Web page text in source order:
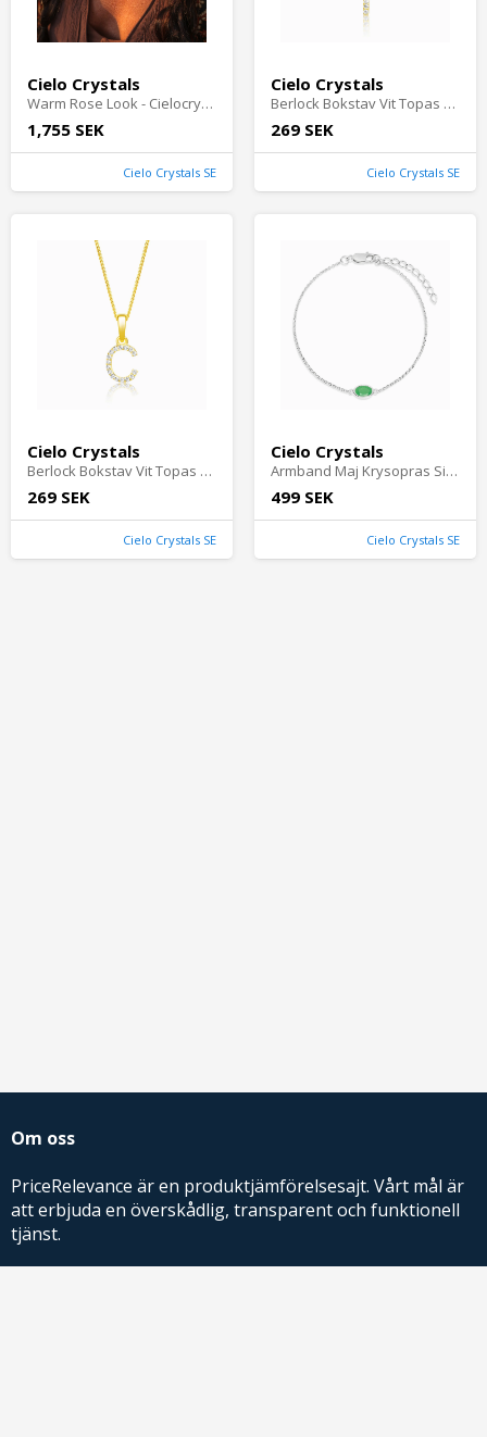
Cielo Crystals
Warm Rose Look - Cielocrystals.se
1,755 SEK
Cielo Crystals SE
Cielo Crystals
Berlock Bokstav Vit Topas Guld - Cielocrystals.se
269 SEK
Cielo Crystals SE
Cielo Crystals
Berlock Bokstav Vit Topas Guld - Cielocrystals.se
269 SEK
Cielo Crystals SE
Cielo Crystals
Armband Maj Krysopras Silver - Cielocrystals.se
499 SEK
Cielo Crystals SE
Om oss
PriceRelevance är en produktjämförelsesajt. Vårt mål är
att erbjuda en överskådlig, transparent och funktionell
tjänst.
PriceRelevance ägs och drivs av AdRelevance Sverige AB.